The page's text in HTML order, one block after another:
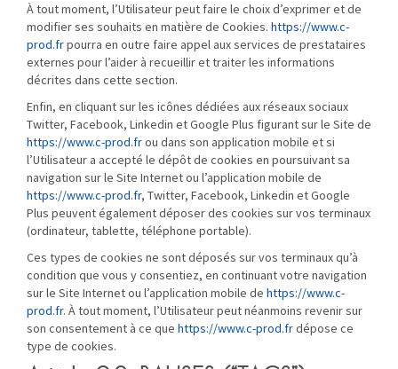
À tout moment, l’Utilisateur peut faire le choix d’exprimer et de
modifier ses souhaits en matière de Cookies. https://www.c-
prod.frpourra en outre faire appel aux services de prestataires
externes pour l’aider à recueillir et traiter les informations
décrites dans cette section.
Enfin, en cliquant sur les icônes dédiées aux réseaux sociaux
Twitter, Facebook, Linkedin et Google Plus figurant sur le Site de
https://www.c-prod.frou dans son application mobile et si
l’Utilisateur a accepté le dépôt de cookies en poursuivant sa
navigation sur le Site Internet ou l’application mobile de
https://www.c-prod.fr, Twitter, Facebook, Linkedin et Google
Plus peuvent également déposer des cookies sur vos terminaux
(ordinateur, tablette, téléphone portable).
Ces types de cookies ne sont déposés sur vos terminaux qu’à
condition que vous y consentiez, en continuant votre navigation
sur le Site Internet ou l’application mobile de https://www.c-
prod.fr. À tout moment, l’Utilisateur peut néanmoins revenir sur
son consentement à ce que https://www.c-prod.frdépose ce
type de cookies.